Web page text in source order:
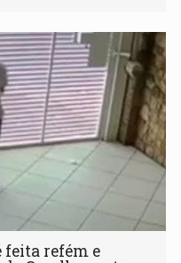
feita refém e